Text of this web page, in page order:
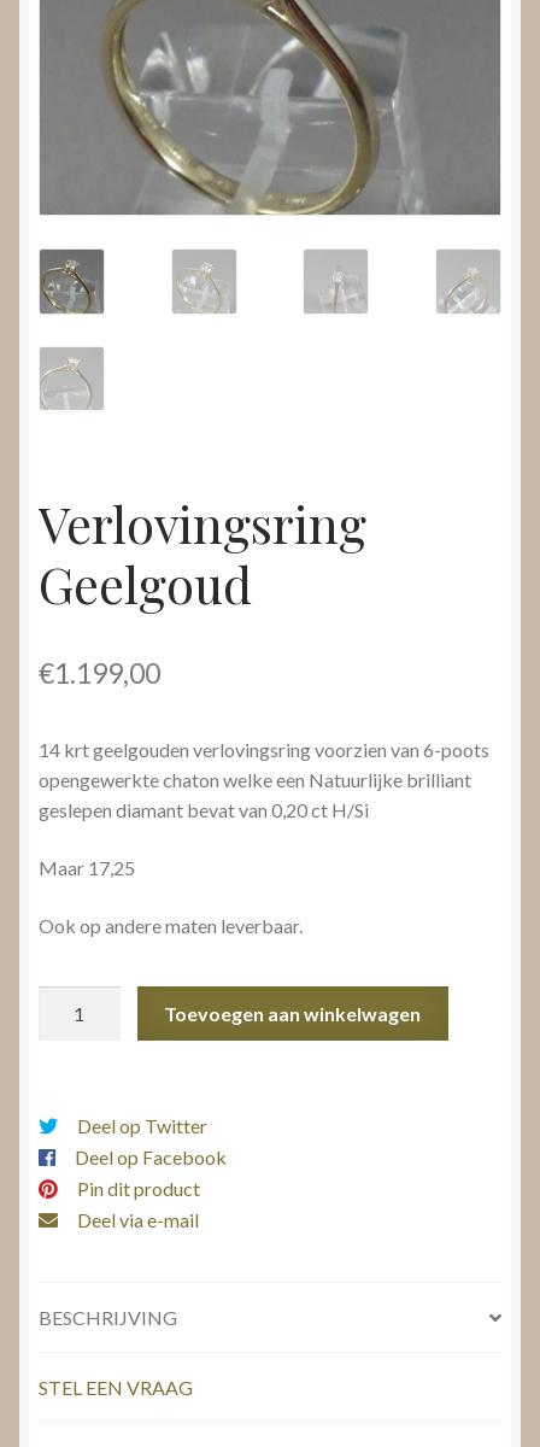
uitvouwen
Verlovingsring
Geelgoud
€1.199,00
14 krt geelgouden verlovingsring voorzien van 6-poots
opengewerkte chaton welke een Natuurlijke brilliant
geslepen diamant bevat van 0,20 ct H/Si
Maar 17,25
Ook op andere maten leverbaar.
Toevoegen aan winkelwagen
Deel op Twitter
Deel op Facebook
Pin dit product
Deel via e-mail
BESCHRIJVING
STEL EEN VRAAG